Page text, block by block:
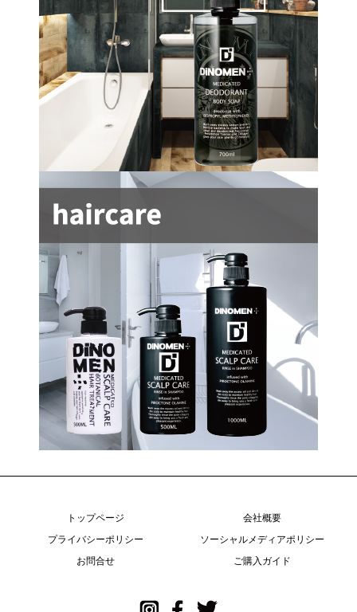
トップページ
会社概要
プライバシーポリシー
ソーシャルメディアポリシー
お問合せ
ご購入ガイド